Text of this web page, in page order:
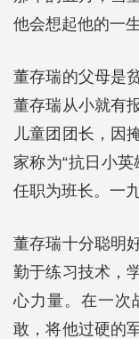
他会想起他的一
董存瑞的父母是
董存瑞从小就有
儿童团团长，因
家称为“抗日小
任职为班长。一
董存瑞十分聪明
勤于练习技术，
心力量。在一次
敢，将他过硬的